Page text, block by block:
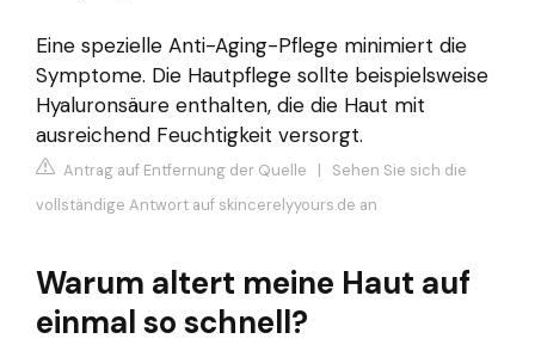
Eine spezielle Anti-Aging-Pflege minimiert die
Symptome. Die Hautpflege sollte beispielsweise
Hyaluronsäure enthalten, die die Haut mit
ausreichend Feuchtigkeit versorgt.
Antrag auf Entfernung der Quelle | Sehen Sie sich die
vollständige Antwort auf skincerelyyours.de an
Warum altert meine Haut auf
einmal so schnell?